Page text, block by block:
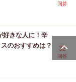
回答
好きな人に！辛
のおすすめは？
32
回答